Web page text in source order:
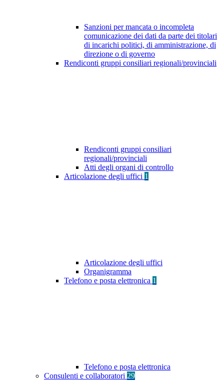
Sanzioni per mancata o incompleta
comunicazione dei dati da parte dei titolari
di incarichi politici, di amministrazione, di
direzione o di governo
Rendiconti gruppi consiliari regionali/provinciali
Rendiconti gruppi consiliari
regionali/provinciali
Atti degli organi di controllo
Articolazione degli uffici 1
Articolazione degli uffici
Organigramma
Telefono e posta elettronica 1
Telefono e posta elettronica
Consulenti e collaboratori 29